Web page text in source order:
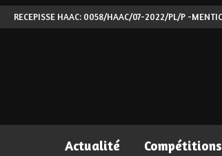
RECEPISSE HAAC: 0058/HAAC/07-2022/PL/P -
Actualité Compétitions